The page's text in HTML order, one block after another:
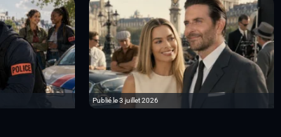
Publié le 3 juillet 2026